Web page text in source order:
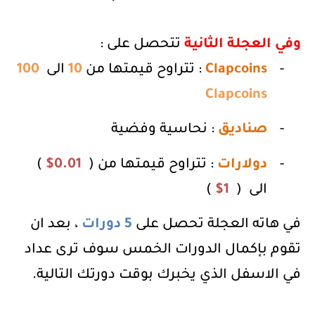
وفي العجلة الثانية تتحصل على :
-
Clapcoins : تتراوح قيمتها من 10 الى 100
Clapcoins
- صناديق : نحاسية وفضية
- دولارات : تتراوح قيمتها من ( 0.01
$
)
الى (
1
$
)
في هاته العجلة تحصل على 5 دورات
، بعد ان
تقوم بإكمال الدورات الخمس سوف ترى عداد
في الاسفل الذي يخبرك بوقت دورتك التالية.